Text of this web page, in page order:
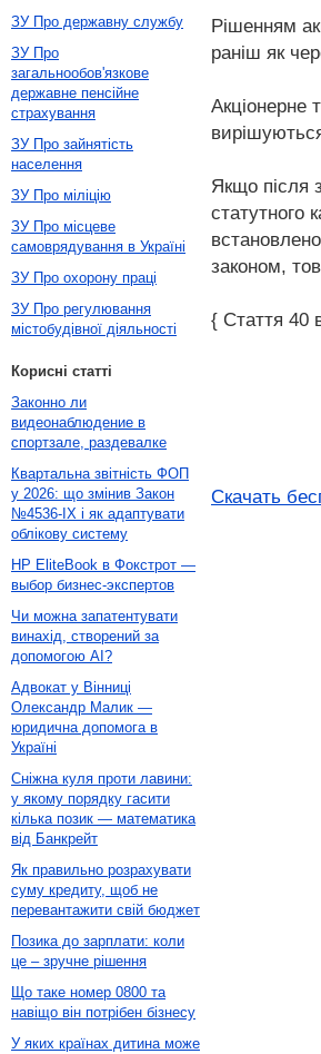
Рішенням
раніш як
Акціонерне
Якщо після
статутного
законом,
{ Стаття 40
Скачать
ЗУ Про державну службу
ЗУ Про
загальнообов'язкове
державне пенсійне
страхування
ЗУ Про зайнятість
населення
ЗУ Про міліцію
ЗУ Про місцеве
самоврядування в Україні
ЗУ Про охорону праці
ЗУ Про регулювання
містобудівної діяльності
Корисні статті
Законно ли
видеонаблюдение в
спортзале, раздевалке
Квартальна звітність ФОП
у 2026: що змінив Закон
№4536-IX і як адаптувати
облікову систему
HP EliteBook в Фокстрот —
выбор бизнес-экспертов
Чи можна запатентувати
винахід, створений за
допомогою AI?
Адвокат у Вінниці
Олександр Малик —
юридична допомога в
Україні
Сніжна куля проти лавини:
у якому порядку гасити
кілька позик — математика
від Банкрейт
Як правильно розрахувати
суму кредиту, щоб не
перевантажити свій бюджет
Позика до зарплати: коли
це – зручне рішення
Що таке номер 0800 та
навіщо він потрібен бізнесу
У яких країнах дитина може